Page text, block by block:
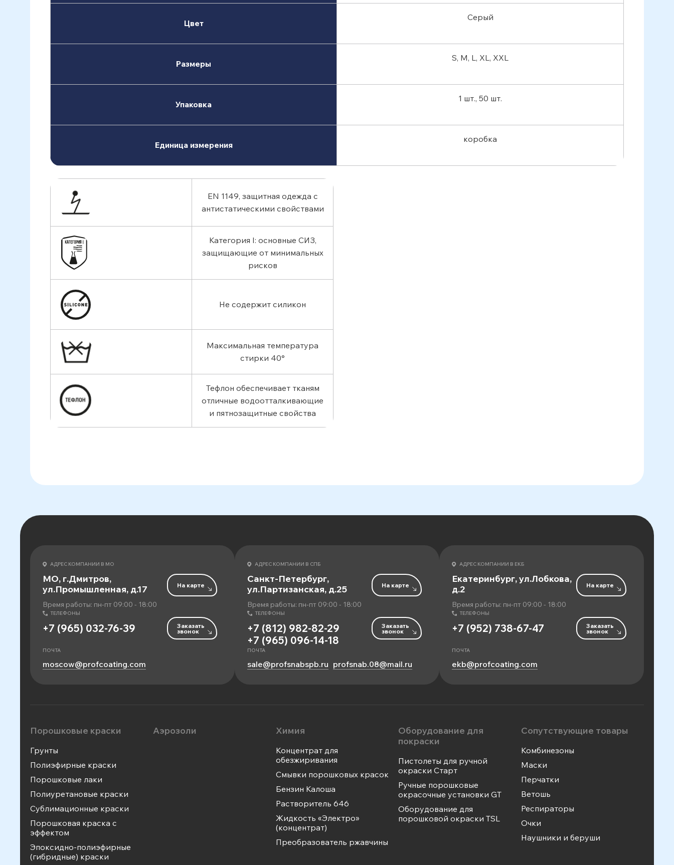
Цвет
Серый
Размеры
S, M, L, XL, XXL
Упаковка
1 шт., 50 шт.
Единица измерения
коробка
EN 1149, защитная одежда с
антистатическими свойствами
Категория I: основные СИЗ,
защищающие от минимальных
рисков
Не содержит силикон
Максимальная температура
стирки 40°
Тефлон обеспечивает тканям
отличные водоотталкивающие
и пятнозащитные свойства
АДРЕС КОМПАНИИ В МО
МО, г.Дмитров,
ул.Промышленная, д.17
Время работы: пн-пт 09:00 - 18:00
На карте
ТЕЛЕФОНЫ
+7 (965) 032-76-39 Заказать
звонок
ПОЧТА
moscow@profcoating.com
АДРЕС КОМПАНИИ В СПБ
Санкт-Петербург,
ул.Партизанская, д.25
Время работы: пн-пт 09:00 - 18:00
На карте
ТЕЛЕФОНЫ
+7 (812) 982-82-29
+7 (965) 096-14-18
Заказать
звонок
ПОЧТА
sale@profsnabspb.ru profsnab.08@mail.ru
АДРЕС КОМПАНИИ В ЕКБ
Екатеринбург, ул.Лобкова,
д.2
Время работы: пн-пт 09:00 - 18:00
На карте
ТЕЛЕФОНЫ
+7 (952) 738-67-47 Заказать
звонок
ПОЧТА
ekb@profcoating.com
Порошковые краски
Грунты
Полиэфирные краски
Порошковые лаки
Полиуретановые краски
Сублимационные краски
Порошковая краска с
эффектом
Эпоксидно-полиэфирные
(гибридные) краски
Аэрозоли Химия
Концентрат для
обезжиривания
Смывки порошковых красок
Бензин Калоша
Растворитель 646
Жидкость «Электро»
(концентрат)
Преобразователь ржавчины
Оборудование для
покраски
Пистолеты для ручной
окраски Старт
Ручные порошковые
окрасочные установки GT
Оборудование для
порошковой окраски TSL
Сопутствующие товары
Комбинезоны
Маски
Перчатки
Ветошь
Респираторы
Очки
Наушники и беруши